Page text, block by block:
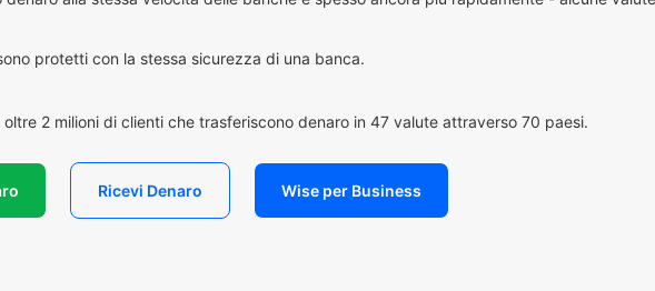
protetti con la stessa sicurezza di una banca.
oltre 2 milioni di clienti che trasferiscono denaro in 47 valute attraverso 70 paesi.
Ricevi Denaro Wise per Business